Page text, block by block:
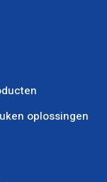
oplossingen